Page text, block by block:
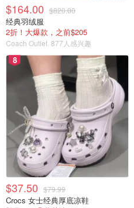
$164.00 $820.00
经典羽绒服
2折！大爆款，之前$205
Coach Outlet 877人感兴趣
8
$37.50 $79.99
Crocs 女士经典厚底凉鞋